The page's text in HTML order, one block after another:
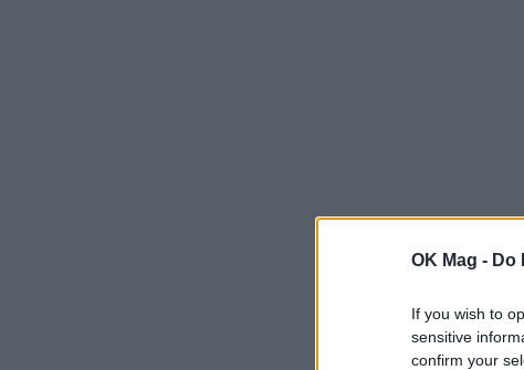
OK Mag - Do
If you wish to
sensitive
confirm your